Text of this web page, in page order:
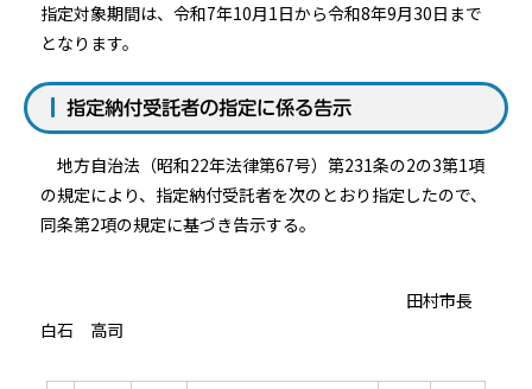
指定対象期間は、令和7年10月1日から令和8年9月30日まで
となります。
指定納付受託者の指定に係る告示
地方自治法（昭和22年法律第67号）第231条の2の3第1項
の規定により、指定納付受託者を次のとおり指定したので、
同条第2項の規定に基づき告示する。
田村市長
白石 高司